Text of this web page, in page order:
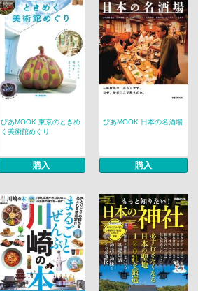
ぴあMOOK 東京のときめ
く美術館めぐり
購入
ぴあMOOK 日本の名酒場
購入